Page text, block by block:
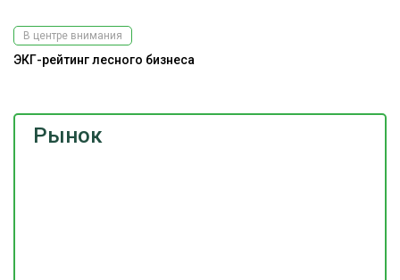
Рынок
В центре внимания
ЭКГ-рейтинг лесного бизнеса